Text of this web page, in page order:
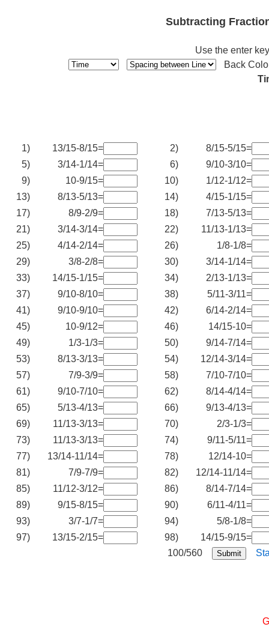
Subtracting
Use the enter
Back
1) 13/15-8/15= 2)
8/15-5/15=
5)
3/14-1/14= 6)
9/10-3/10=
9)
10-9/15= 10)
1/12-1/12=
13)
8/13-5/13= 14)
4/15-1/15=
17)
8/9-2/9= 18)
7/13-5/13=
21)
3/14-3/14= 22)
11/13-1/13=
25)
4/14-2/14= 26)
1/8-1/8=
29)
3/8-2/8= 30)
3/14-1/14=
33)
14/15-1/15= 34)
2/13-1/13=
37)
9/10-8/10= 38)
5/11-3/11=
41)
9/10-9/10= 42)
6/14-2/14=
45)
10-9/12= 46)
14/15-10=
49)
1/3-1/3= 50)
9/14-7/14=
53)
8/13-3/13= 54)
12/14-3/14=
57)
7/9-3/9= 58)
7/10-7/10=
61)
9/10-7/10= 62)
8/14-4/14=
65)
5/13-4/13= 66)
9/13-4/13=
69)
11/13-3/13= 70)
2/3-1/3=
73)
11/13-3/13= 74)
9/11-5/11=
77)
13/14-11/14= 78)
12/14-10=
81)
7/9-7/9= 82)
12/14-11/14=
85)
11/12-3/12= 86)
8/14-7/14=
89)
9/15-8/15= 90)
6/11-4/11=
93)
3/7-1/7= 94)
5/8-1/8=
97)
13/15-2/15= 98)
14/15-9/15=
100/560